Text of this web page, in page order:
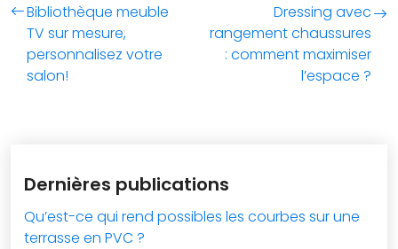
Bibliothèque meuble
TV sur mesure,
personnalisez votre
salon!
Dressing avec
rangement chaussures
: comment maximiser
l’espace ?
Dernières publications
Qu’est-ce qui rend possibles les courbes sur une
terrasse en PVC ?